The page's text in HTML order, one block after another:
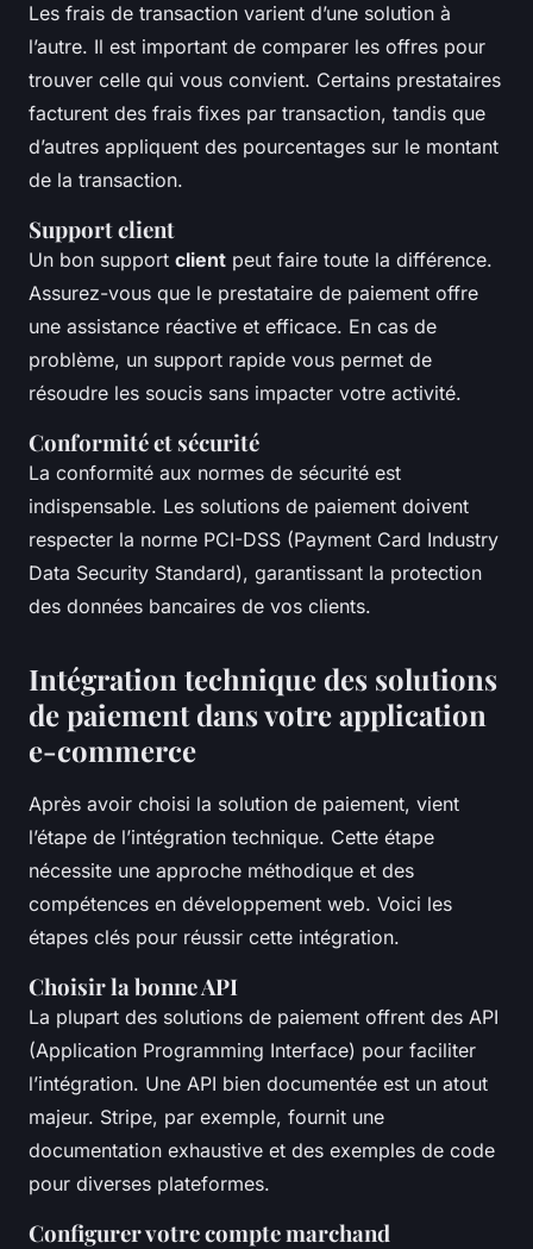
Les frais de transaction varient d’une solution à
l’autre. Il est important de comparer les offres pour
trouver celle qui vous convient. Certains prestataires
facturent des frais fixes par transaction, tandis que
d’autres appliquent des pourcentages sur le montant
de la transaction.
Support client
Un bon support client peut faire toute la différence.
Assurez-vous que le prestataire de paiement offre
une assistance réactive et efficace. En cas de
problème, un support rapide vous permet de
résoudre les soucis sans impacter votre activité.
Conformité et sécurité
La conformité aux normes de sécurité est
indispensable. Les solutions de paiement doivent
respecter la norme PCI-DSS (Payment Card Industry
Data Security Standard), garantissant la protection
des données bancaires de vos clients.
Intégration technique des solutions
de paiement dans votre application
e-commerce
Après avoir choisi la solution de paiement, vient
l’étape de l’intégration technique. Cette étape
nécessite une approche méthodique et des
compétences en développement web. Voici les
étapes clés pour réussir cette intégration.
Choisir la bonne API
La plupart des solutions de paiement offrent des API
(Application Programming Interface) pour faciliter
l’intégration. Une API bien documentée est un atout
majeur. Stripe, par exemple, fournit une
documentation exhaustive et des exemples de code
pour diverses plateformes.
Configurer votre compte marchand